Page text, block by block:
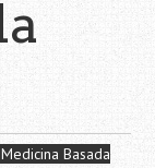
Medicina Basada